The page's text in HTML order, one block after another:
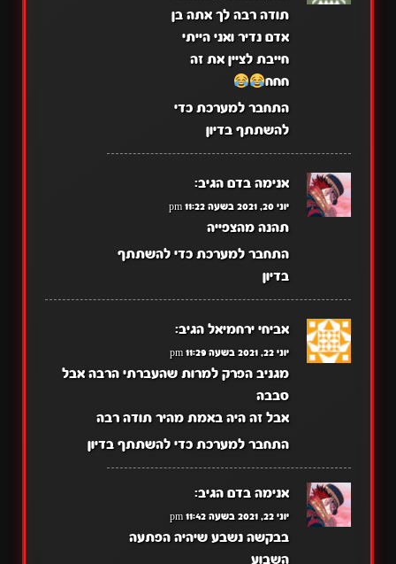
תודה רבה לך אתה בן
אדם נדיר ואני הייתי
חייבת לציין את זה
חחח
התחבר למערכת כדי
להשתתף בדיון
אנימה בדם הגיב:
יוני 20, 2021 בשעה 11:22 pm
תהנה מהצפייה
התחבר למערכת כדי להשתתף
בדיון
אביחי ירחמיאל הגיב:
יוני 22, 2021 בשעה 11:29 pm
מגניב הפרק למרות שהעברתי הרבה אבל
סבבה
אבל זה היה באמת מהיר תודה רבה
התחבר למערכת כדי להשתתף בדיון
אנימה בדם הגיב:
יוני 22, 2021 בשעה 11:42 pm
בבקשה נשבע שיהיה הפתעה
השבוע